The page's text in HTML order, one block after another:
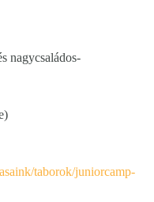
nagycsaládos-
taborok/juniorcamp-